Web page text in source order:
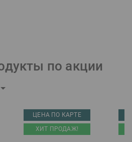
по акции
ЦЕНА ПО КАРТЕ
ХИТ ПРОДАЖ!